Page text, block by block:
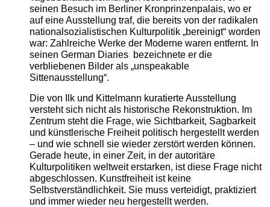
seinen Besuch im Berliner Kronprinzenpalais, wo er
auf eine Ausstellung traf, die bereits von der radikalen
nationalsozialistischen Kulturpolitik „bereinigt“ worden
war: Zahlreiche Werke der Moderne waren entfernt. In
seinen German Diaries bezeichnete er die
verbliebenen Bilder als „unspeakable
Sittenausstellung“.
Die von Ilk und Kittelmann kuratierte Ausstellung
versteht sich nicht als historische Rekonstruktion. Im
Zentrum steht die Frage, wie Sichtbarkeit, Sagbarkeit
und künstlerische Freiheit politisch hergestellt werden
– und wie schnell sie wieder zerstört werden können.
Gerade heute, in einer Zeit, in der autoritäre
Kulturpolitiken weltweit erstarken, ist diese Frage nicht
abgeschlossen. Kunstfreiheit ist keine
Selbstverständlichkeit. Sie muss verteidigt, praktiziert
und immer wieder neu hergestellt werden.